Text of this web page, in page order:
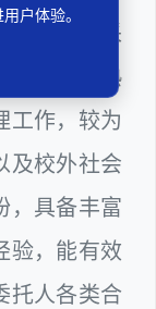
务、政府采
年，十分熟
工作，较为
及校外社会
，具备丰富
验，能有效
托人各类合
户体验。